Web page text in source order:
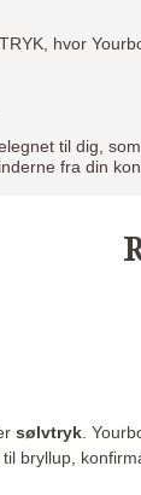
hvor
til dig,
fra din
sølvtryk.
bryllup,